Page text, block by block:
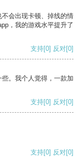
会出现卡顿、掉线的情
，我的游戏水平提升了
支持[0] 反对[0]
。我个人觉得，一款加
支持[0] 反对[0]
支持[0] 反对[0]